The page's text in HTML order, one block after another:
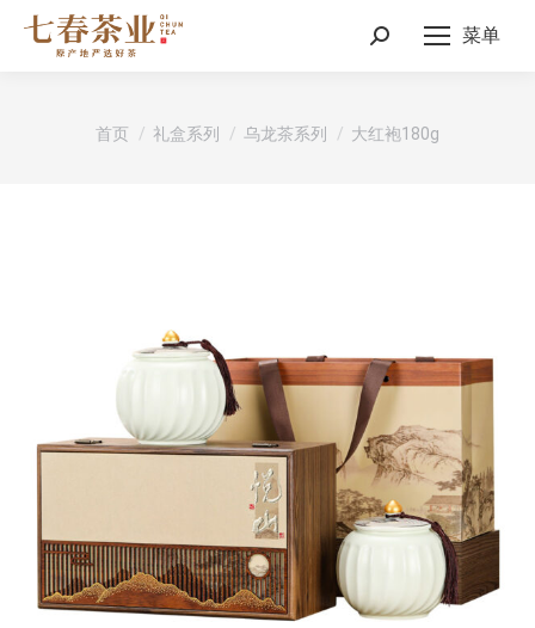
菜单
Search:
您在这里：
首页 礼盒系列 乌龙茶系列 大红袍180g